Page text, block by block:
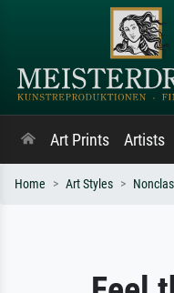
Art Prints Artists
Home Art Styles